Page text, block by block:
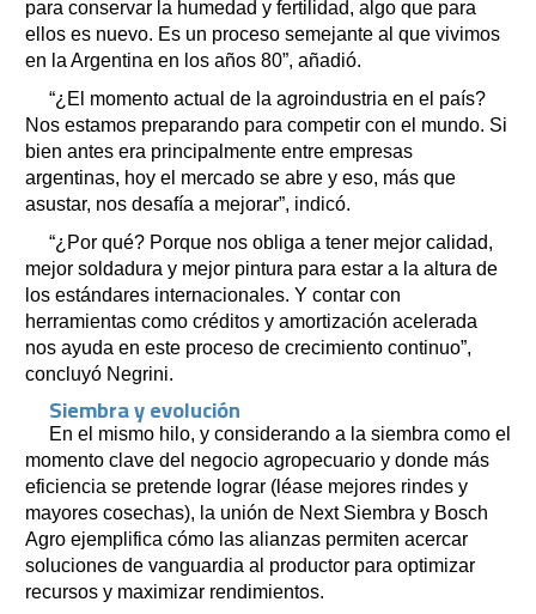
para conservar la humedad y fertilidad, algo que para
ellos es nuevo. Es un proceso semejante al que vivimos
en la Argentina en los años 80”, añadió.
“¿El momento actual de la agroindustria en el país?
Nos estamos preparando para competir con el mundo. Si
bien antes era principalmente entre empresas
argentinas, hoy el mercado se abre y eso, más que
asustar, nos desafía a mejorar”, indicó.
“¿Por qué? Porque nos obliga a tener mejor calidad,
mejor soldadura y mejor pintura para estar a la altura de
los estándares internacionales. Y contar con
herramientas como créditos y amortización acelerada
nos ayuda en este proceso de crecimiento continuo”,
concluyó Negrini.
Siembra y evolución
En el mismo hilo, y considerando a la siembra como el
momento clave del negocio agropecuario y donde más
eficiencia se pretende lograr (léase mejores rindes y
mayores cosechas), la unión de Next Siembra y Bosch
Agro ejemplifica cómo las alianzas permiten acercar
soluciones de vanguardia al productor para optimizar
recursos y maximizar rendimientos.